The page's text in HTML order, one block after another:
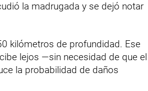
la madrugada y se dejó notar
kilómetros de profundidad. Ese
lejos —sin necesidad de que el
la probabilidad de daños